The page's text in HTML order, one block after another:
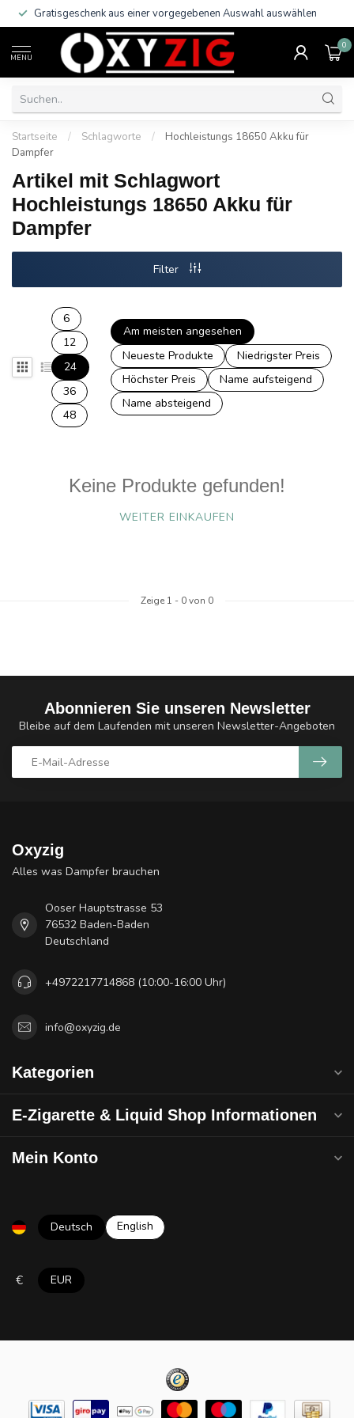
Gratisgeschenk aus einer vorgegebenen Auswahl auswählen
MENU
0
Startseite / Schlagworte /
Hochleistungs 18650 Akku für
Dampfer
Artikel mit Schlagwort
Hochleistungs 18650 Akku für
Dampfer
Filter
6
12
24
36
48
Am meisten angesehen
Neueste Produkte
Niedrigster Preis
Höchster Preis
Name aufsteigend
Name absteigend
Keine Produkte gefunden!
WEITER EINKAUFEN
Zeige 1 - 0von 0
Abonnieren Sie unseren Newsletter
Bleibe auf dem Laufenden mit unseren Newsletter-Angeboten
Oxyzig
Alles was Dampfer brauchen
Ooser Hauptstrasse 53
76532 Baden-Baden
Deutschland
+4972217714868 (10:00-16:00 Uhr)
info@oxyzig.de
Kategorien
E-Zigarette & Liquid Shop Informationen
Mein Konto
Deutsch English
€ EUR